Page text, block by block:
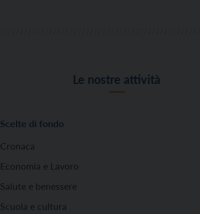
Le nostre attività
Scelte di fondo
Cronaca
Economia e Lavoro
Salute e benessere
Scuola e cultura